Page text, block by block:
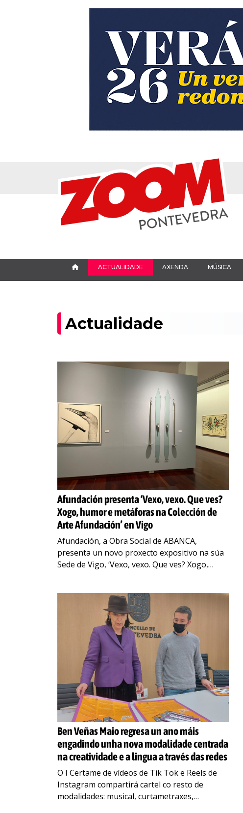
ACTUALIDADE AXENDA MÚSICA
Actualidade
Afundación presenta ‘Vexo, vexo. Que ves?
Xogo, humor e metáforas na Colección de
Arte Afundación’ en Vigo
Afundación, a Obra Social de ABANCA,
presenta un novo proxecto expositivo na súa
Sede de Vigo, ‘Vexo, vexo. Que ves? Xogo,
Ben Veñas Maio regresa un ano máis
engadindo unha nova modalidade centrada
na creatividade e a lingua a través das redes
O I Certame de vídeos de Tik Tok e Reels de
Instagram compartirá cartel co resto de
modalidades: musical, curtametraxes,